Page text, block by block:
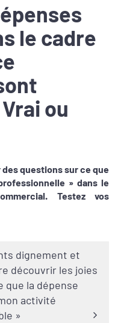
le cadre
ou
questions sur ce que
» dans le
Testez vos
dignement et
découvrir les joies
que la dépense
activité
»